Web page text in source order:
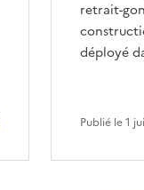
retrait-
déployé
Publié le 1